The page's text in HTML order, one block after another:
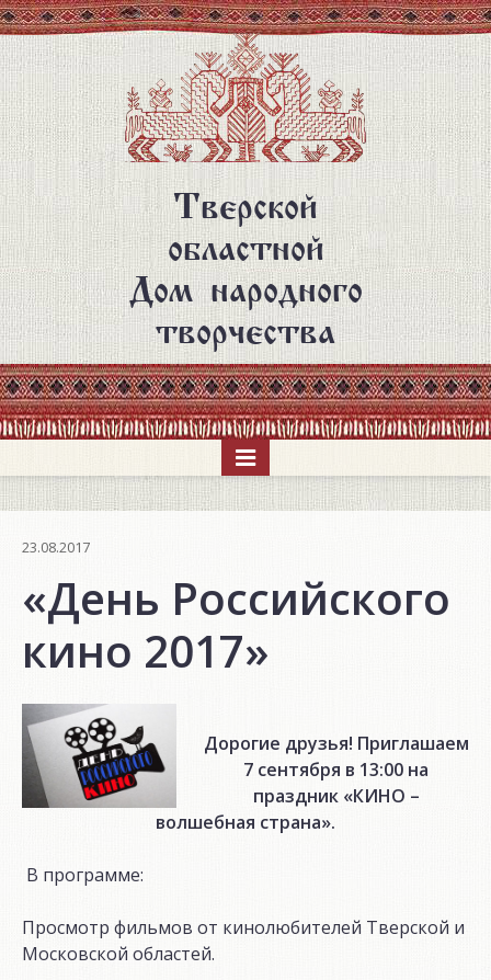
Перейти
к
основному
содержанию
Тверской
областной
Дом народного
творчества
23.08.2017
«День Российского
кино 2017»
Дорогие друзья! Приглашаем
7 сентября в 13:00 на
праздник «КИНО –
волшебная страна».
В программе:
Просмотр фильмов от кинолюбителей Тверской и
Московской областей.